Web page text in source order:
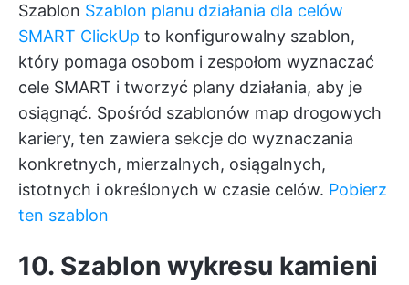
Szablon Szablon planu działania dla celów
SMART ClickUp to konfigurowalny szablon,
który pomaga osobom i zespołom wyznaczać
cele SMART i tworzyć plany działania, aby je
osiągnąć. Spośród szablonów map drogowych
kariery, ten zawiera sekcje do wyznaczania
konkretnych, mierzalnych, osiągalnych,
istotnych i określonych w czasie celów. Pobierz
ten szablon
10. Szablon wykresu kamieni